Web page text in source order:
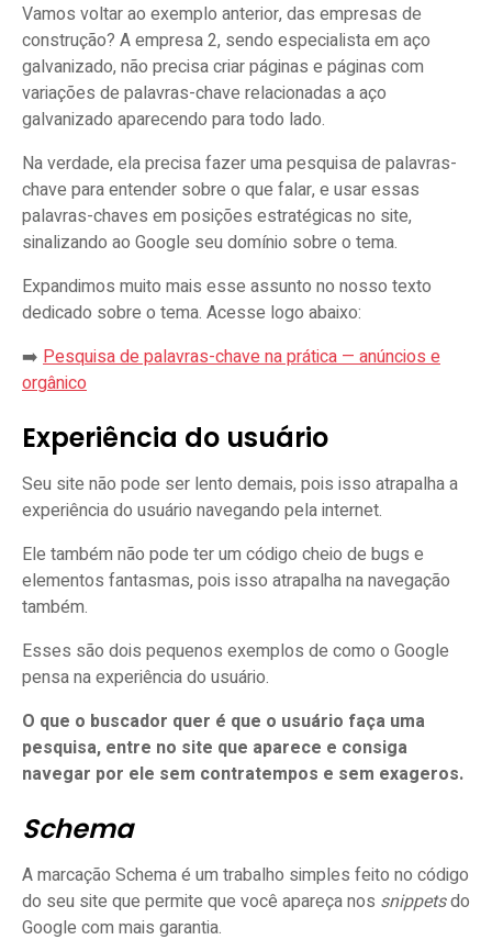
Vamos voltar ao exemplo anterior, das empresas de
construção? A empresa 2, sendo especialista em aço
galvanizado, não precisa criar páginas e páginas com
variações de palavras-chave relacionadas a aço
galvanizado aparecendo para todo lado.
Na verdade, ela precisa fazer uma pesquisa de palavras-
chave para entender sobre o que falar, e usar essas
palavras-chaves em posições estratégicas no site,
sinalizando ao Google seu domínio sobre o tema.
Expandimos muito mais esse assunto no nosso texto
dedicado sobre o tema. Acesse logo abaixo:
➡️ Pesquisa de palavras-chave na prática — anúncios e
orgânico
Experiência do usuário
Seu site não pode ser lento demais, pois isso atrapalha a
experiência do usuário navegando pela internet.
Ele também não pode ter um código cheio de bugs e
elementos fantasmas, pois isso atrapalha na navegação
também.
Esses são dois pequenos exemplos de como o Google
pensa na experiência do usuário.
O que o buscador quer é que o usuário faça uma
pesquisa, entre no site que aparece e consiga
navegar por ele sem contratempos e sem exageros.
Schema
A marcação Schema é um trabalho simples feito no código
do seu site que permite que você apareça nos snippetsdo
Google com mais garantia.